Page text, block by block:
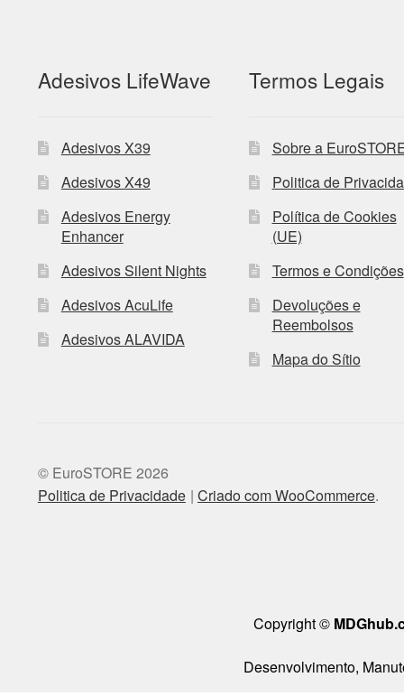
Adesivos LifeWave
Adesivos X39
Adesivos X49
Adesivos Energy
Enhancer
Adesivos Silent Nights
Adesivos AcuLife
Adesivos ALAVIDA
Termos Legais
Sobre a
Politica de
Política de Cookies
(UE)
Termos e Condições
Devoluções e
Reembolsos
Mapa do Sítio
© EuroSTORE 2026
Politica de Privacidade Criado com WooCommerce.
Copyright ©
Desenvolvimento,